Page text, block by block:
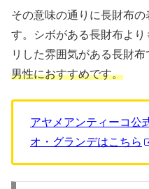
その意味の通りに長財布
す。シボがある長財布よ
リした雰囲気がある長財布
男性におすすめです。
アヤメアンティーコ公
オ・グランデはこちら